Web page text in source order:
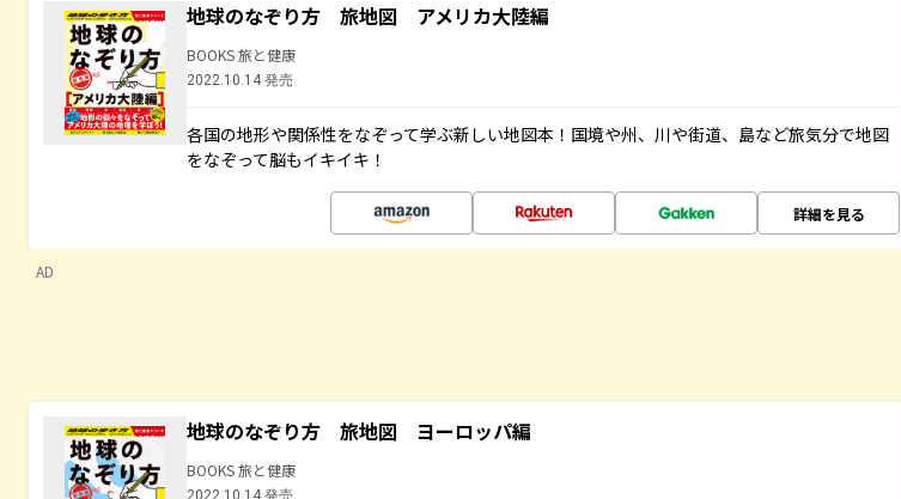
地球のなぞり方 旅地図 アメリカ大陸編
BOOKS 旅と健康
2022.10.14 発売
各国の地形や関係性をなぞって学ぶ新しい地図本！国境や州、川や街道、島など旅気分で地図
をなぞって脳もイキイキ！
詳細を見る
AD
地球のなぞり方 旅地図 ヨーロッパ編
BOOKS 旅と健康
2022.10.14 発売